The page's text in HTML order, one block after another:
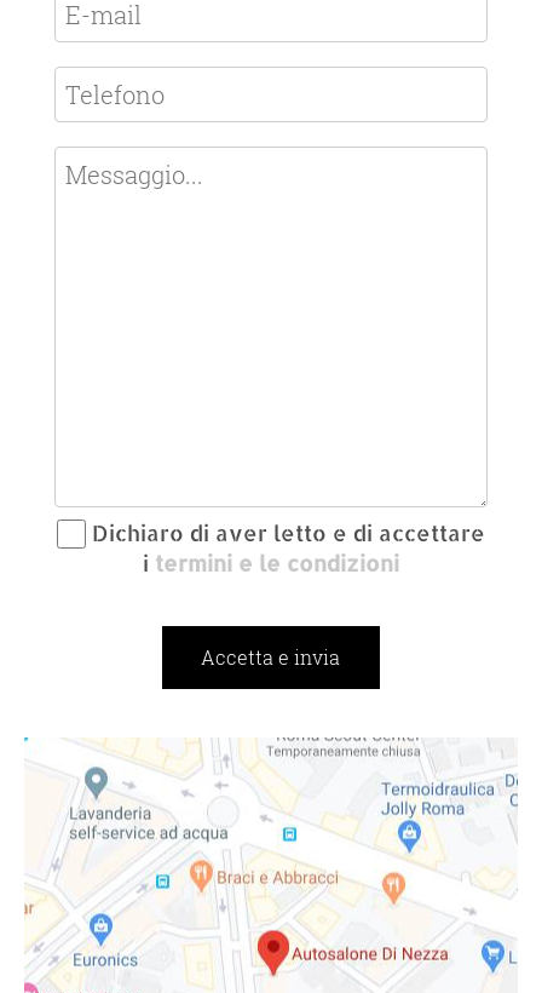
Dichiaro di aver letto e di accettare
i termini e le condizioni
Accetta e invia